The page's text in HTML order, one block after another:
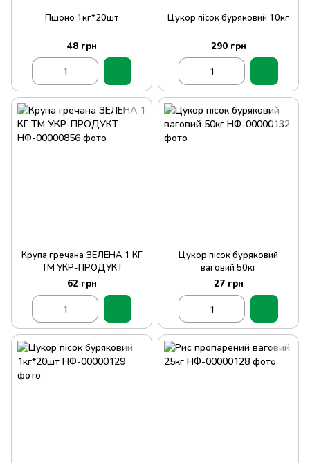
Пшоно 1кг*20шт
48 грн
Цукор пісок буряковий 10кг
290 грн
Крупа гречана ЗЕЛЕНА 1 КГ
ТМ УКР-ПРОДУКТ
62 грн
Цукор пісок буряковий
ваговий 50кг
27 грн